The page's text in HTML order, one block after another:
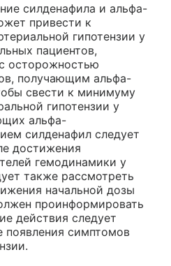
силденафила и альфа-
привести к
гипотензии у
пациентов,
осторожностью
получающим альфа-
свести к минимуму
гипотензии у
альфа-
силденафил следует
достижения
гемодинамики у
также рассмотреть
начальной дозы
проинформировать
действия следует
появления симптомов